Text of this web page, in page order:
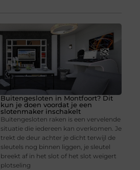
Buitengesloten in Montfoort? Dit
kun je doen voordat je een
slotenmaker inschakelt
Buitengesloten raken is een vervelende
situatie die iedereen kan overkomen. Je
trekt de deur achter je dicht terwijl de
sleutels nog binnen liggen, je sleutel
breekt af in het slot of het slot weigert
plotseling